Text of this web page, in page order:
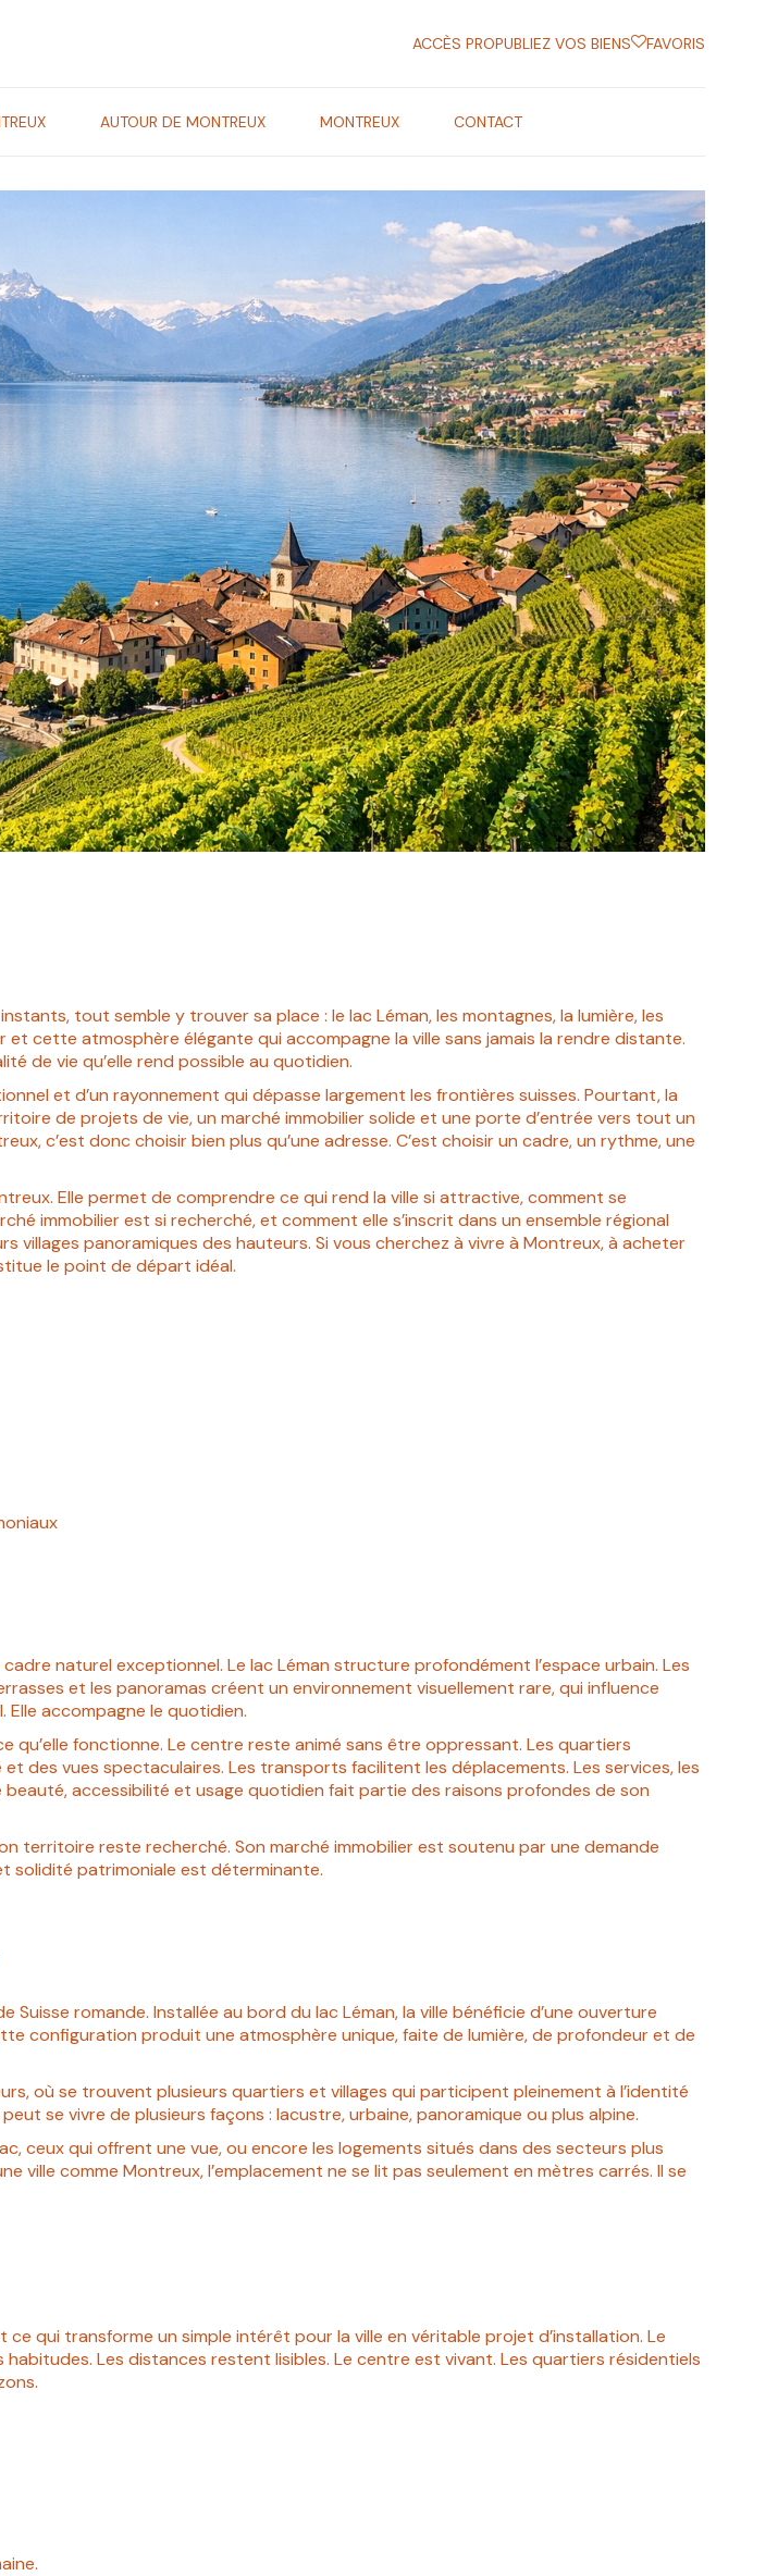
ACCÈS PROPUBLIEZ VOS BIENS FAVORIS
AUTOUR DE MONTREUX MONTREUX CONTACT
tout semble y trouver sa place : le lac Léman, les montagnes, la lumière, les
cette atmosphère élégante qui accompagne la ville sans jamais la rendre distante.
de vie qu’elle rend possible au quotidien.
et d’un rayonnement qui dépasse largement les frontières suisses. Pourtant, la
de projets de vie, un marché immobilier solide et une porte d’entrée vers tout un
c’est donc choisir bien plus qu’une adresse. C’est choisir un cadre, un rythme, une
Elle permet de comprendre ce qui rend la ville si attractive, comment se
immobilier est si recherché, et comment elle s’inscrit dans un ensemble régional
villages panoramiques des hauteurs. Si vous cherchez à vivre à Montreux, à acheter
le point de départ idéal.
naturel exceptionnel. Le lac Léman structure profondément l’espace urbain. Les
et les panoramas créent un environnement visuellement rare, qui influence
Elle accompagne le quotidien.
fonctionne. Le centre reste animé sans être oppressant. Les quartiers
des vues spectaculaires. Les transports facilitent les déplacements. Les services, les
accessibilité et usage quotidien fait partie des raisons profondes de son
territoire reste recherché. Son marché immobilier est soutenu par une demande
solidité patrimoniale est déterminante.
romande. Installée au bord du lac Léman, la ville bénéficie d’une ouverture
configuration produit une atmosphère unique, faite de lumière, de profondeur et de
où se trouvent plusieurs quartiers et villages qui participent pleinement à l’identité
se vivre de plusieurs façons : lacustre, urbaine, panoramique ou plus alpine.
ceux qui offrent une vue, ou encore les logements situés dans des secteurs plus
ville comme Montreux, l’emplacement ne se lit pas seulement en mètres carrés. Il se
qui transforme un simple intérêt pour la ville en véritable projet d’installation. Le
Les distances restent lisibles. Le centre est vivant. Les quartiers résidentiels